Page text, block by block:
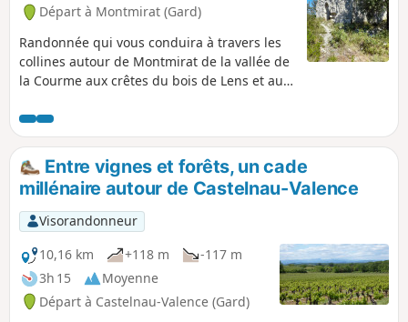
Départ à Montmirat (Gard)
Randonnée qui vous conduira à travers les
collines autour de Montmirat de la vallée de
la Courme aux crêtes du bois de Lens et au
(orthographiée également Jouffe).
Entre vignes et forêts, un cade
millénaire autour de Castelnau-Valence
Visorandonneur
10,16 km
+118 m
-117 m
3h 15
Moyenne
Départ à Castelnau-Valence (Gard)